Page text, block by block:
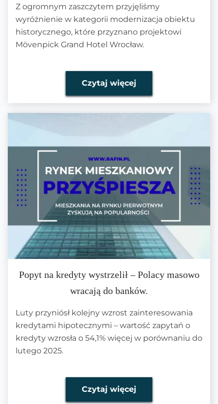
Z ogromnym zaszczytem przyjęliśmy
wyróżnienie w kategorii modernizacja obiektu
historycznego, które przyznano projektowi
Mövenpick Grand Hotel Wrocław.
Czytaj więcej
Popyt na kredyty wystrzelił – Polacy masowo
wracają do banków.
Luty przyniósł kolejny wzrost zainteresowania
kredytami hipotecznymi – wartość zapytań o
kredyty wzrosła o 54,1% więcej w porównaniu do
lutego 2025.
Czytaj więcej